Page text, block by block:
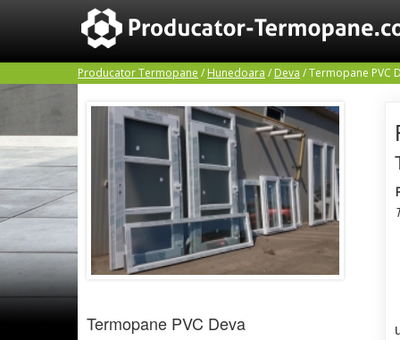
Producator Termopane / Hunedoara / Deva /Termopane PVC
Termopane PVC Deva